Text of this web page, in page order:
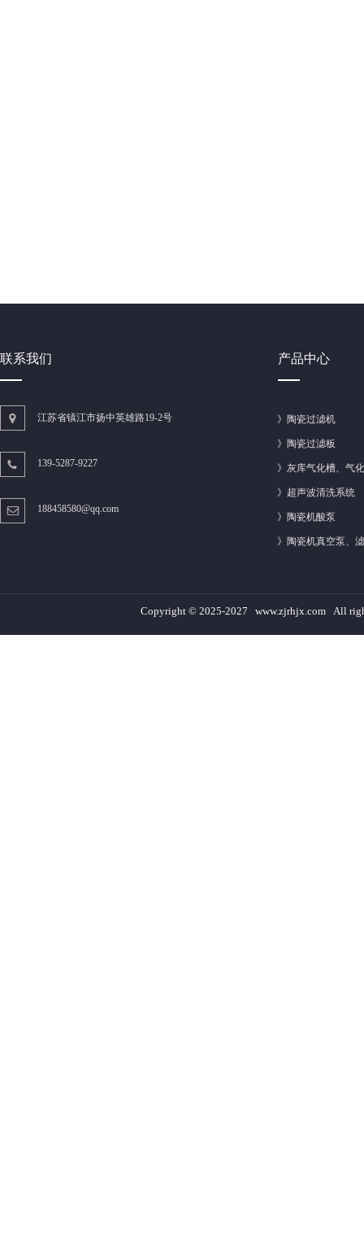
联系我们
江苏省镇江市扬中英雄路19-2号
139-5287-9227
188458580@qq.com
产品中心
》 陶瓷过滤机
》 陶瓷过滤板
》 灰库气化槽、气
》 超声波清洗系统
》 陶瓷机酸泵
》 陶瓷机真空泵、
Copyright © 2025-2027 www.zjrhjx.com All